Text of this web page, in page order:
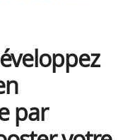
par